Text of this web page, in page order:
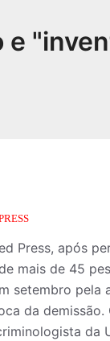
e
Press, após
mais de 45
setembro pela
da
da